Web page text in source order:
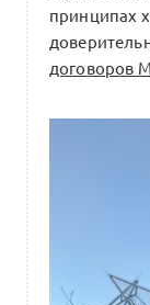
принципах
договоров